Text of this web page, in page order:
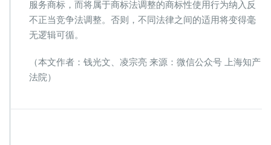
服务商标，而将属于商标法调整的商标性使用行为纳入反
不正当竞争法调整。否则，不同法律之间的适用将变得毫
无逻辑可循。
（本文作者：钱光文、凌宗亮 来源：微信公众号 上海知产
法院）